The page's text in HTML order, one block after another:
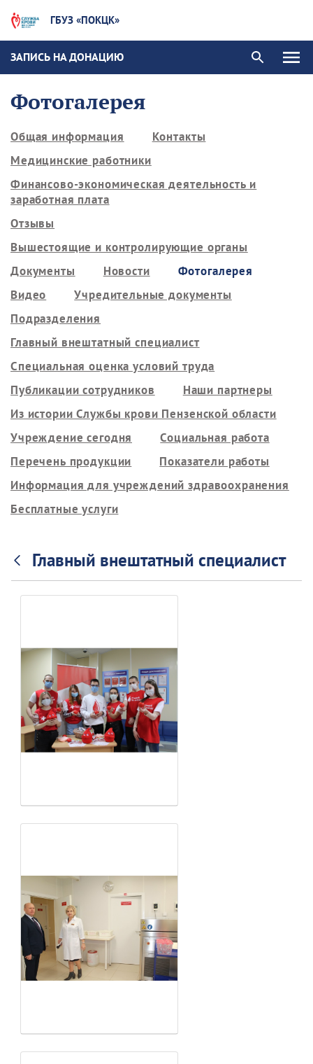
ГБУЗ «ПОКЦК»
ЗАПИСЬ НА ДОНАЦИЮ
Фотогалерея
Общая информация
Контакты
Медицинские работники
Финансово-экономическая деятельность и
заработная плата
Отзывы
Вышестоящие и контролирующие органы
Документы
Новости
Фотогалерея
Видео
Учредительные документы
Подразделения
Главный внештатный специалист
Специальная оценка условий труда
Публикации сотрудников
Наши партнеры
Из истории Службы крови Пензенской области
Учреждение сегодня
Социальная работа
Перечень продукции
Показатели работы
Информация для учреждений здравоохранения
Бесплатные услуги
Главный внештатный специалист